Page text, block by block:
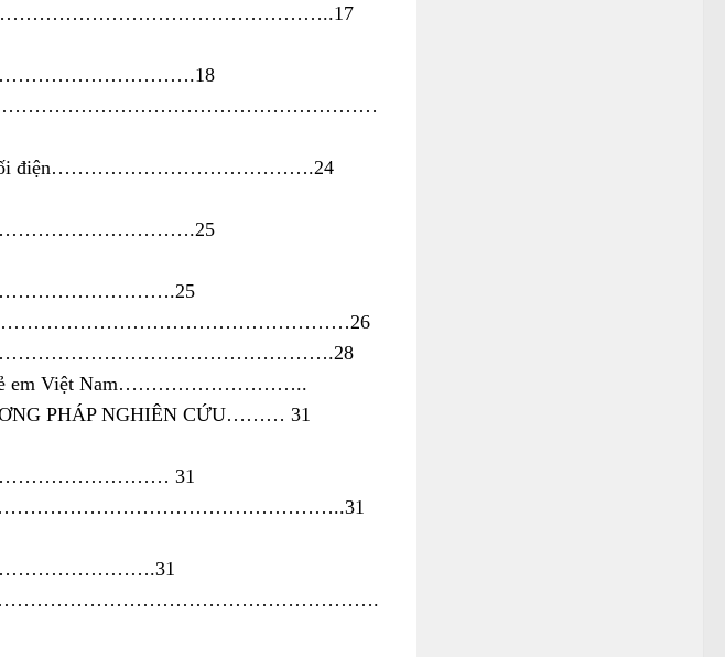
thuật……………………………………………..17
bên đối điện………………………………….24
mổ……………………………………………………26
tái phát…………………………………………….28
ở trẻ em Việt Nam………………………..
PHÁP NGHIÊN CỨU……… 31
31
…………………………………………………..31
…………………………………………………………….